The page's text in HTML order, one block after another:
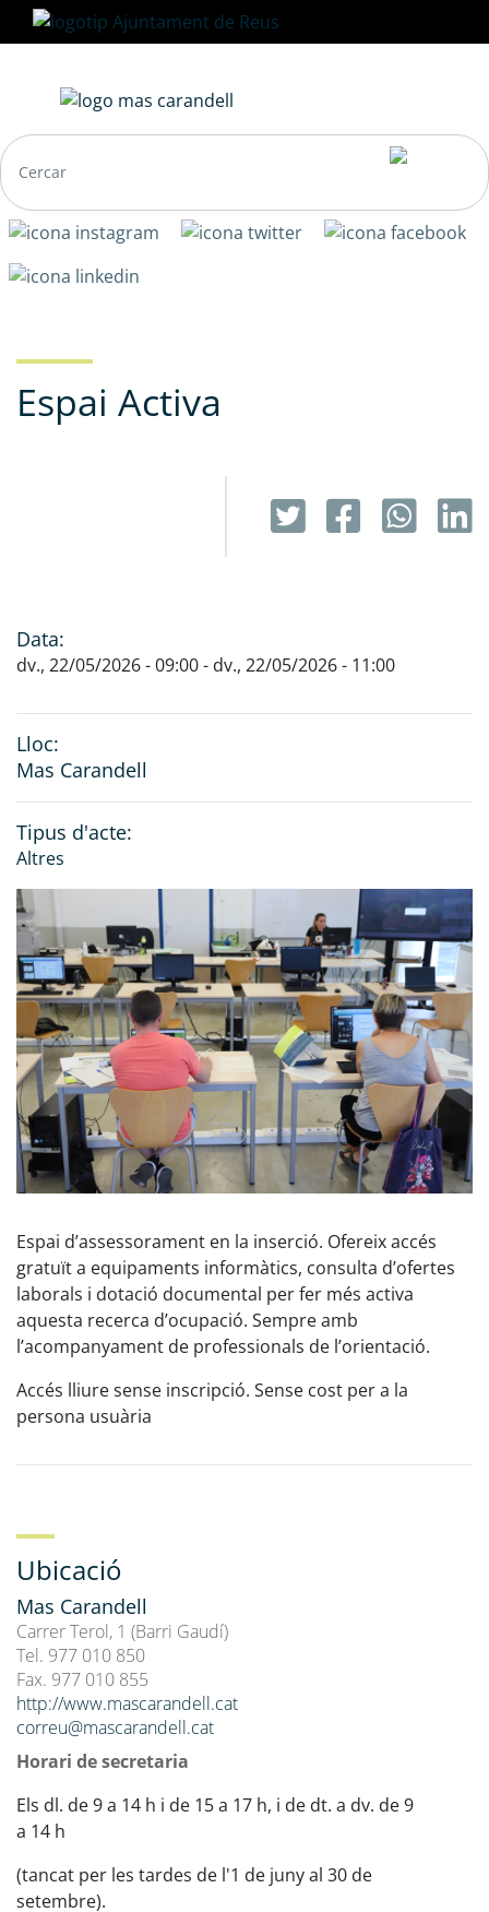
al
principal
Espai Activa
Data:
dv., 22/05/2026 - 09:00- dv., 22/05/2026 - 11:00
Lloc:
Mas Carandell
Tipus d'acte:
Altres
Espai d’assessorament en la inserció. Ofereix accés
gratuït a equipaments informàtics, consulta d’ofertes
laborals i dotació documental per fer més activa
aquesta recerca d’ocupació. Sempre amb
l’acompanyament de professionals de l’orientació.
Accés lliure sense inscripció. Sense cost per a la
persona usuària
Ubicació
Mas Carandell
Carrer Terol, 1 (Barri Gaudí)
Tel. 977 010 850
Fax. 977 010 855
http://www.mascarandell.cat
correu@mascarandell.cat
Horari de secretaria
Els dl. de 9 a 14 h i de 15 a 17 h, i de dt. a dv. de 9
a 14 h
(tancat per les tardes de l'1 de juny al 30 de
setembre).